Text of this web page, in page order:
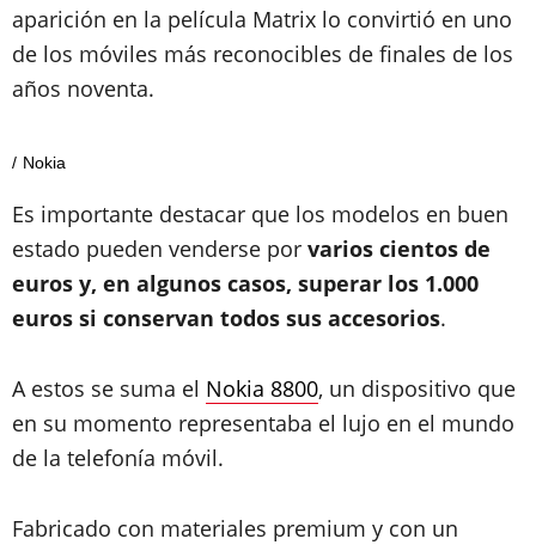
aparición en la película Matrix lo convirtió en uno
de los móviles más reconocibles de finales de los
años noventa.
Nokia
Es importante destacar que los modelos en buen
estado pueden venderse por varios cientos de
euros y, en algunos casos, superar los 1.000
euros si conservan todos sus accesorios.
A estos se suma el Nokia 8800, un dispositivo que
en su momento representaba el lujo en el mundo
de la telefonía móvil.
Fabricado con materiales premium y con un